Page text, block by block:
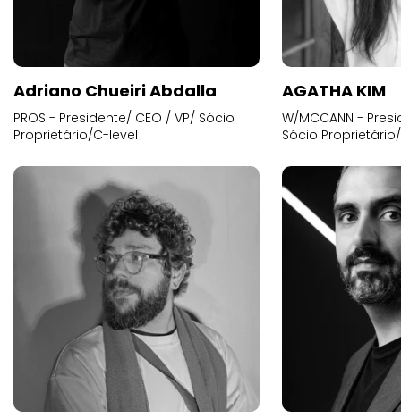
Adriano Chueiri Abdalla
PROS - Presidente/ CEO / VP/ Sócio
Proprietário/C-level
AGATHA KIM
W/MCCANN -
Sócio